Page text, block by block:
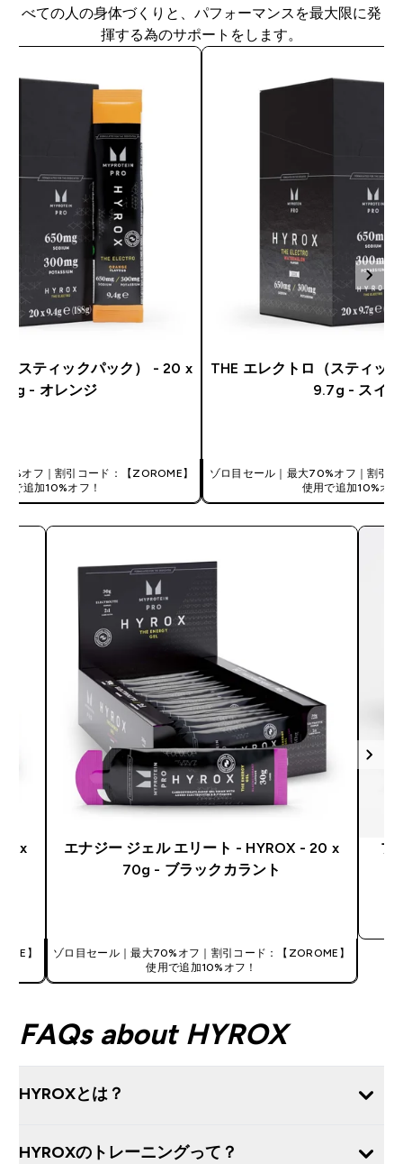
べての人の身体づくりと、パフォーマンスを最大限に発
揮する為のサポートをします。
（スティックパック） - 20 x
- オレンジ
オフ｜割引コード：【ZOROME】
で追加10%オフ！
THE エレクトロ（スティッ
9.7g - スイカ
ゾロ目セール｜最大70%オフ｜割引
使用で追加10%オ
x
】
エナジー ジェル エリート - HYROX - 20 x
70g - ブラックカラント
ゾロ目セール｜最大70%オフ｜割引コード：【ZOROME】
使用で追加10%オフ！
プ
FAQs about HYROX
HYROXとは？
HYROXのトレーニングって？